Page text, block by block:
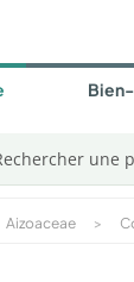
une
Aizoaceae >